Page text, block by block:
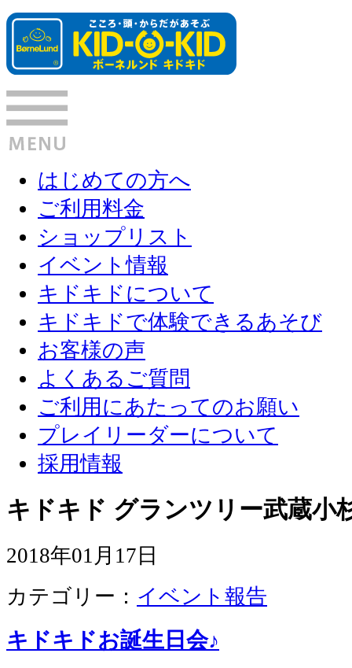
はじめての方へ
ご利用料金
ショップリスト
イベント情報
キドキドについて
キドキドで体験できるあそび
お客様の声
よくあるご質問
ご利用にあたってのお願い
プレイリーダーについて
採用情報
キドキド グランツリー武蔵小
2018年01月17日
カテゴリー： イベント報告
キドキドお誕生日会♪